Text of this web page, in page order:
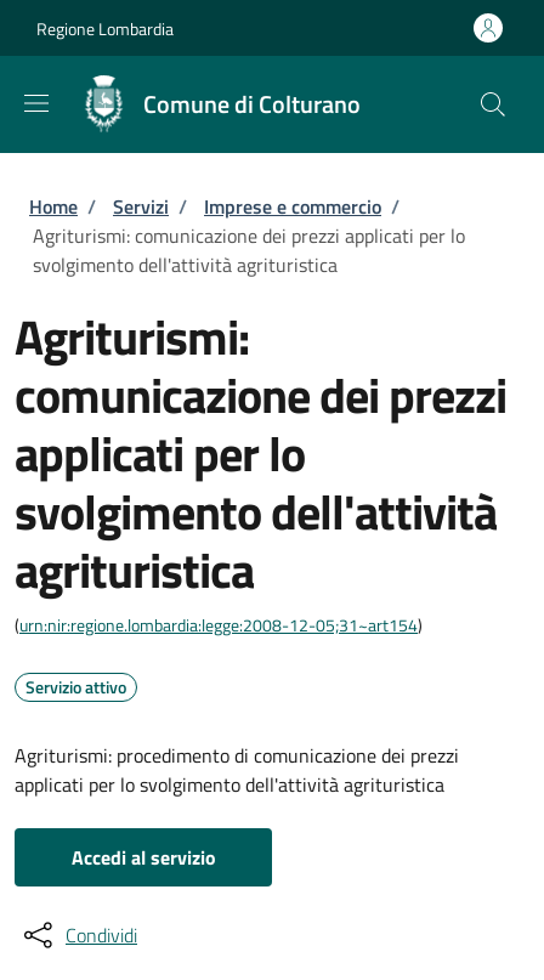
Regione Lombardia
Comune di Colturano
Briciole di pane
Home / Servizi / Imprese e commercio /
Agriturismi: comunicazione dei prezzi applicati per lo
svolgimento dell'attività agrituristica
Agriturismi:
comunicazione dei prezzi
applicati per lo
svolgimento dell'attività
agrituristica
(urn:nir:regione.lombardia:legge:2008-12-05;31~art154)
Servizio attivo
Agriturismi: procedimento di comunicazione dei prezzi
applicati per lo svolgimento dell'attività agrituristica
Accedi al servizio
Condividi